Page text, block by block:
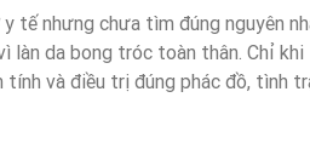
tế nhưng chưa tìm đúng nguyên
làn da bong tróc toàn thân. Chỉ khi
và điều trị đúng phác đồ, tình